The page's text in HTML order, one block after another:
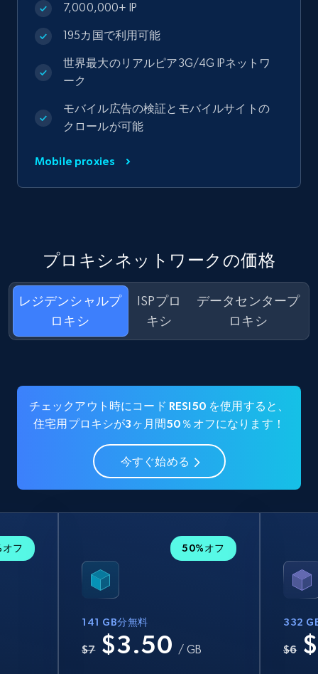
7,000,000+ IP
195カ国で利用可能
世界最大のリアルピア3G/4G IPネットワ
ーク
モバイル広告の検証とモバイルサイトの
クロールが可能
Mobile proxies
プロキシネットワークの価格
レジデンシャルプ
ロキシ
ISPプロ
キシ
データセンタープ
ロキシ
チェックアウト時にコード RESI50 を使用すると、
住宅用プロキシが3ヶ月間50％オフになります！
今すぐ始める
フ 50%オフ
141 GB分無料
$7 $3.50 / GB
332
$6